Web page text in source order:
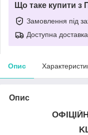
Що таке купити з
Замовлення під
Доступна доставка
Опис
Опис